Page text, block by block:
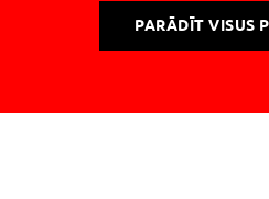
PARĀDĪT VISUS